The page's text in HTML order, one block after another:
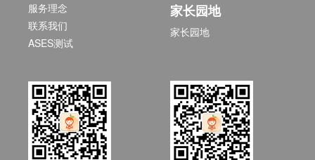
服务理念
联系我们
ASES测试
家长园地
家长园地